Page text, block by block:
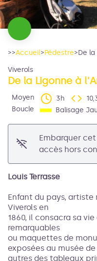
>>Accueil>Pédestre>De
Viverols
De la Ligonne à
Moyen 3h
Boucle
Balisage
Embarquer
accès hors
Louis Terrasse
Enfant du pays,
Viverols en
1860, il consacra sa
remarquables
ou maquettes de
exposées au musée de
autres des tableaux